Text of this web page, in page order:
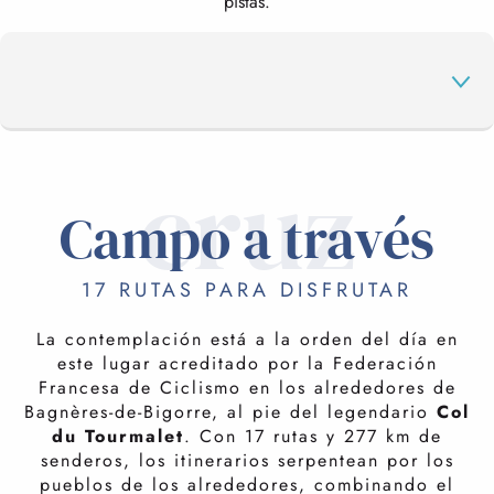
FUENTE DE CRASTES
CIRCUITOS DE ENDURO
DESCENSO EN BICICLETA DE MONTAÑA
cruz
Campo a través
17 RUTAS PARA DISFRUTAR
La contemplación está a la orden del día en
este lugar acreditado por la Federación
Francesa de Ciclismo en los alrededores de
Bagnères-de-Bigorre, al pie del legendario Col
du Tourmalet. Con 17 rutas y 277 km de
senderos, los itinerarios serpentean por los
pueblos de los alrededores, combinando el